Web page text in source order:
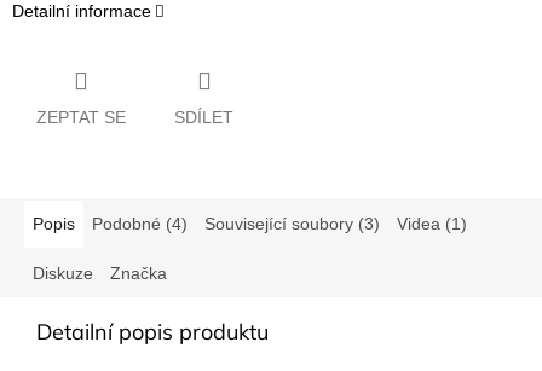
Detailní informace
ZEPTAT SE SDÍLET
Popis Podobné (4) Související soubory (3) Videa (1)
Diskuze Značka
Detailní popis produktu